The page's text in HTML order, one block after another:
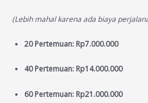
(Lebih mahal karena ada biaya
20 Pertemuan: Rp7.000.000
40 Pertemuan: Rp14.000.000
60 Pertemuan: Rp21.000.000